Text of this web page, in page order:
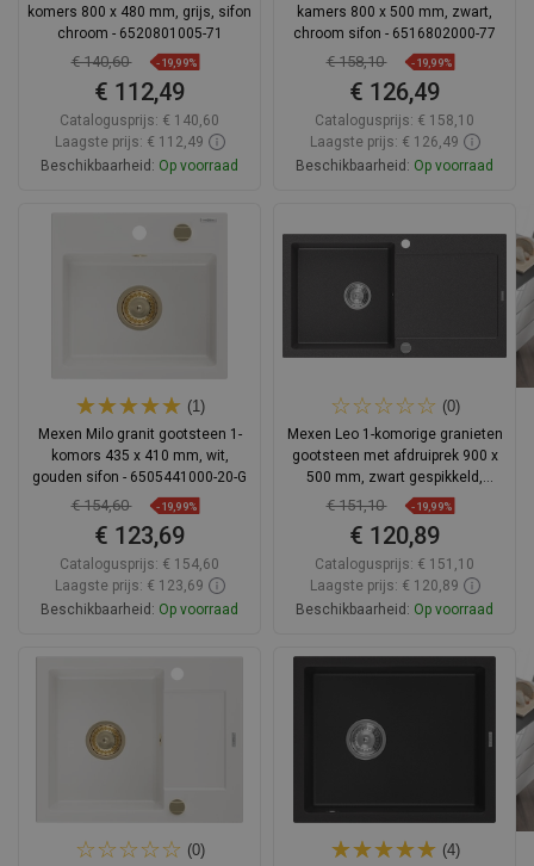
komers 800 x 480 mm, grijs, sifon
chroom - 6520801005-71
€ 140,60 -19,99%
€ 112,49
Catalogusprijs: € 140,60
Laagste prijs: € 112,49
Beschikbaarheid: Op voorraad
In winkelwagen
kamers 800 x 500 mm, zwart,
chroom sifon - 6516802000-77
€ 158,10 -19,99%
€ 126,49
Catalogusprijs: € 158,10
Laagste prijs: € 126,49
Beschikbaarheid: Op voorraad
(1)
Mexen Milo granit gootsteen 1-
komors 435 x 410 mm, wit,
gouden sifon - 6505441000-20-G
€ 154,60 -19,99%
€ 123,69
Catalogusprijs: € 154,60
Laagste prijs: € 123,69
Beschikbaarheid: Op voorraad
(0)
Mexen Leo 1-komorige granieten
gootsteen met afdruiprek 900 x
500 mm, zwart gespikkeld,
chroom sifon - 6501901010-76
€ 151,10 -19,99%
€ 120,89
Catalogusprijs: € 151,10
Laagste prijs: € 120,89
Beschikbaarheid: Op voorraad
In winkelwagen
(0) (4)